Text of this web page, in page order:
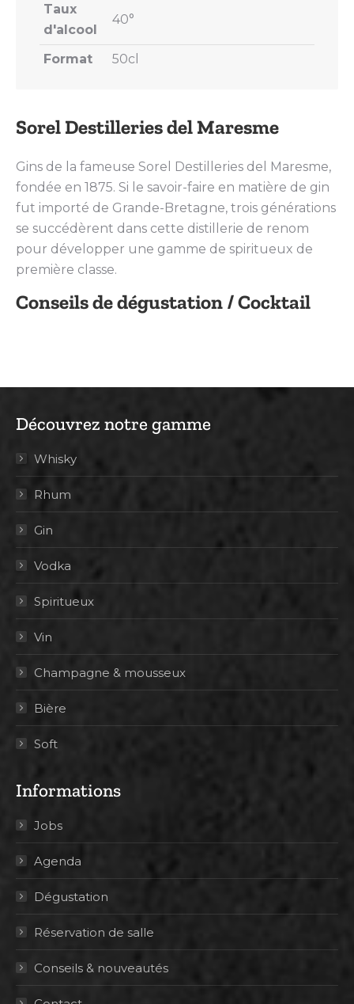
Sorel Destilleries del Maresme
Gins de la fameuse Sorel Destilleries del Maresme,
fondée en 1875. Si le savoir-faire en matière de gin
fut importé de Grande-Bretagne, trois générations
se succédèrent dans cette distillerie de renom
pour développer une gamme de spiritueux de
première classe.
Conseils de dégustation / Cocktail
Taux
d'alcool
40°
Format 50cl
Découvrez notre gamme
Whisky
Rhum
Gin
Vodka
Spiritueux
Vin
Champagne & mousseux
Bière
Soft
Informations
Jobs
Agenda
Dégustation
Réservation de salle
Conseils & nouveautés